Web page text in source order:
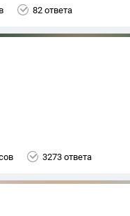
82 ответа
3273 ответа